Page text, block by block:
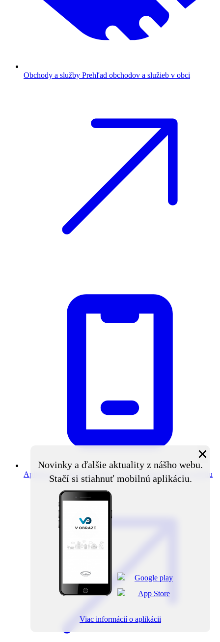
Obchody a služby Prehľad obchodov a služieb v obci
Aplikácia V obraze Novinky z obce priamo do vášho mobilu
Novinky a ďalšie aktuality z nášho webu.
Stačí si stiahnuť mobilnú aplikáciu.
×
Viac informácií o aplikácii